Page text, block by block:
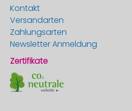
Kontakt
Versandarten
Zahlungsarten
Newsletter Anmeldung
Zertifikate